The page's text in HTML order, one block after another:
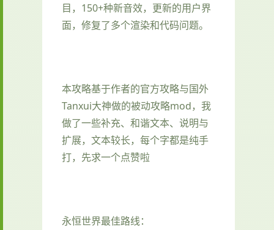
目，150+种新音效，更新的用户界
面，修复了多个渲染和代码问题。
本攻略基于作者的官方攻略与国外
Tanxui大神做的被动攻略mod，我
做了一些补充、和谐文本、说明与
扩展，文本较长，每个字都是纯手
打，先求一个点赞啦
永恒世界最佳路线：